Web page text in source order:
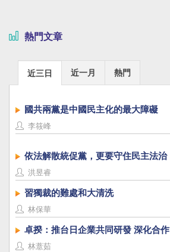
熱門文章
近三日 近一月 熱門
國共兩黨是中國民主化的最大障礙
李筱峰
依法解散統促黨，更要守住民主法治
洪昱睿
習獨裁的難處和大清洗
林保華
卓揆：推台日企業共同研發 深化合作
林薏茹